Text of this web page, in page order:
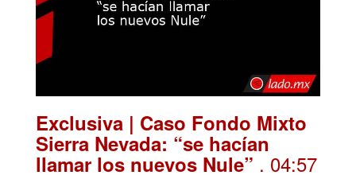
Exclusiva | Caso Fondo Mixto
Sierra Nevada: “se hacían
llamar los nuevos Nule” . 04:57